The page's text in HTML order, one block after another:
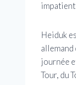
impatient
Heiduk
journée
Tour, du